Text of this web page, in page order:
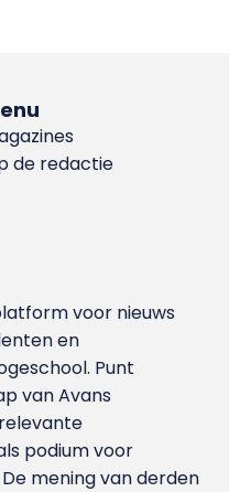
de redactie
voor nieuws
en
Punt
van Avans
podium voor
mening van derden